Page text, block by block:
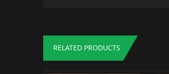
RELATED PRODUCTS